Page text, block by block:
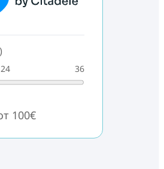
24 36
100€